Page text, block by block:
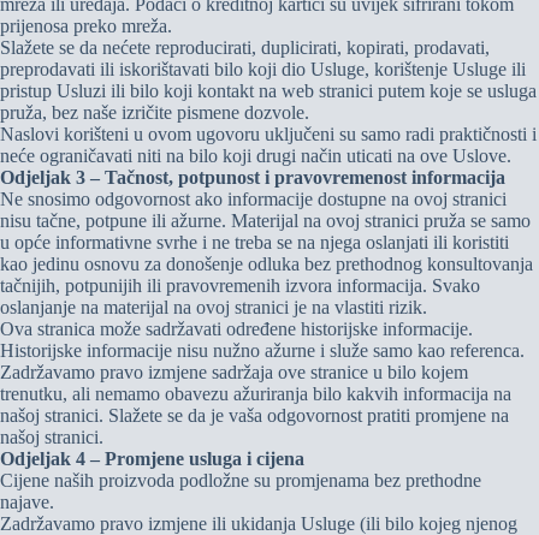
mreža ili uređaja. Podaci o kreditnoj kartici su uvijek šifrirani tokom
prijenosa preko mreža.
Slažete se da nećete reproducirati, duplicirati, kopirati, prodavati,
preprodavati ili iskorištavati bilo koji dio Usluge, korištenje Usluge ili
pristup Usluzi ili bilo koji kontakt na web stranici putem koje se usluga
pruža, bez naše izričite pismene dozvole.
Naslovi korišteni u ovom ugovoru uključeni su samo radi praktičnosti i
neće ograničavati niti na bilo koji drugi način uticati na ove Uslove.
Odjeljak 3 – Tačnost, potpunost i pravovremenost informacija
Ne snosimo odgovornost ako informacije dostupne na ovoj stranici
nisu tačne, potpune ili ažurne. Materijal na ovoj stranici pruža se samo
u opće informativne svrhe i ne treba se na njega oslanjati ili koristiti
kao jedinu osnovu za donošenje odluka bez prethodnog konsultovanja
tačnijih, potpunijih ili pravovremenih izvora informacija. Svako
oslanjanje na materijal na ovoj stranici je na vlastiti rizik.
Ova stranica može sadržavati određene historijske informacije.
Historijske informacije nisu nužno ažurne i služe samo kao referenca.
Zadržavamo pravo izmjene sadržaja ove stranice u bilo kojem
trenutku, ali nemamo obavezu ažuriranja bilo kakvih informacija na
našoj stranici. Slažete se da je vaša odgovornost pratiti promjene na
našoj stranici.
Odjeljak 4 – Promjene usluga i cijena
Cijene naših proizvoda podložne su promjenama bez prethodne
najave.
Zadržavamo pravo izmjene ili ukidanja Usluge (ili bilo kojeg njenog